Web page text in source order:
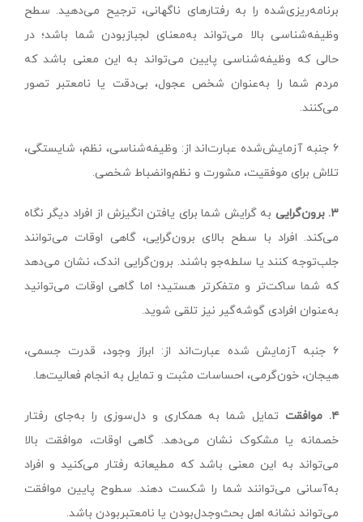
برنامه‌ریزی‌شده را به رفتارهای ناگهانی، ترجیح می‌دهید. سطح
وظیفه‌‌شناسی بالا می‌تواند به‌معنای لجبازبودن شما باشد؛ در
حالی که وظیفه‌شناسی پایین می‌تواند به این معنی باشد که
مردم شما را به‌عنوان شخص عجول، بی‌دقت یا نامعتبر تصور
می‌کنند.
۶ جنبه آزمایش‌شده عبارت‌اند از: وظیفه‌شناسی، نظم، شایستگی،
تلاش برای موفقیت، مشورت و نظم‌وانضباط شخصی.
۳. برون‌گرایی
به گرایش شما برای یافتن انگیزش از افراد دیگر نگاه
می‌کند. افراد با سطح بالای برون‌گرایی، گاهی اوقات می‌توانند
جلب‌توجه کنند یا سلطه‌جو باشند. برون‌گرایی اندک، نشان می‌دهد
که شما ساکت‌تر و متفکرتر هستید؛ اما گاهی اوقات می‌توانید
به‌عنوان افرادی گوشه‌گیر نیز تلقی شوید.
۶ جنبه آزمایش شده عبارت‌اند از: ابراز وجود، قدرت جسمی،
هیجان، خون‌گرمی، احساسات مثبت و تمایل به انجام فعالیت‌ها.
۴. موافقت
تمایل شما به همکاری و دل‌سوزی را به‌جای رفتار
خصمانه یا مشکوک نشان می‌دهد. گاهی اوقات، موافقت بالا
می‌تواند به این معنی باشد که مطیعانه رفتار می‌کنید و افراد
به‌آسانی می‌توانند شما را شکست دهند. سطوح پایین موافقت
می‌تواند نشانه اهل بحث‌‌و‌جدل‌بودن یا نامعتبربودن باشد.